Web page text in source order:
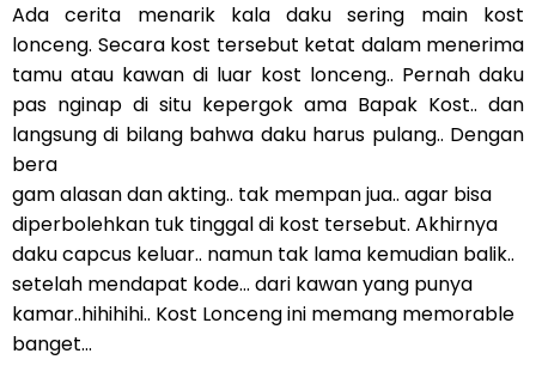
Ada cerita menarik kala daku sering main kost
lonceng. Secara kost tersebut ketat dalam menerima
tamu atau kawan di luar kost lonceng.. Pernah daku
pas nginap di situ kepergok ama Bapak Kost.. dan
langsung di bilang bahwa daku harus pulang.. Dengan
bera
gam alasan dan akting.. tak mempan jua.. agar bisa
diperbolehkan tuk tinggal di kost tersebut. Akhirnya
daku capcus keluar.. namun tak lama kemudian balik..
setelah mendapat kode... dari kawan yang punya
kamar..hihihihi.. Kost Lonceng ini memang memorable
banget...